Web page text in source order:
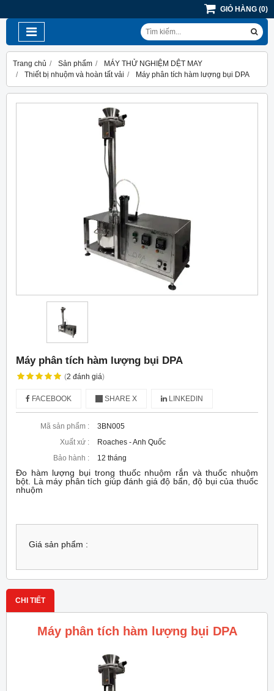
GIỎ HÀNG (0)
Trang chủ Sản phẩm
MÁY THỬ NGHIỆM DỆT MAY
Thiết bị nhuộm và hoàn tất vải
Máy phân tích hàm lượng bụi DPA
Máy phân tích hàm lượng bụi DPA
(2 đánh giá)
FACEBOOK SHARE X LINKEDIN
Mã sản phẩm :
3BN005
Xuất xứ :
Roaches - Anh Quốc
Bảo hành :
12 tháng
Đo hàm lượng bụi trong thuốc nhuộm rắn và thuốc nhuộm
bột. Là máy phân tích giúp đánh giá độ bẩn, độ bụi của thuốc
nhuộm
Giá sản phẩm :
CHI TIẾT
Máy phân tích hàm lượng bụi DPA